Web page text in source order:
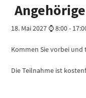
18. Mai 2027 ⌚ 8:00-
Kommen Sie vorbei und
Die Teilnahme ist